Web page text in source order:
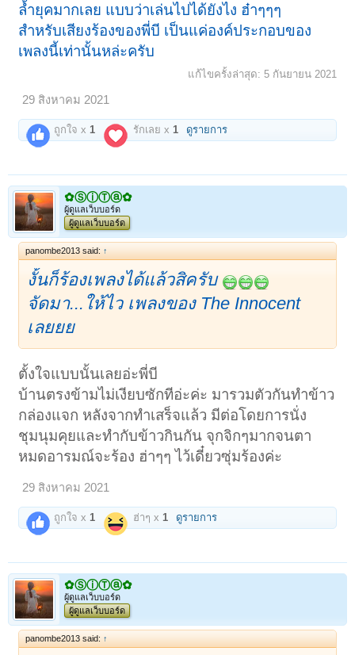
ล้ำยุคมากเลย แบบว่าเล่นไปได้ยังไง ฮ๋าๆๆๆ
สำหรับเสียงร้องของพี่บี เป็นแค่องค์ประกอบของ
เพลงนี้เท่านั้นหล่ะครับ
แก้ไขครั้งล่าสุด: 5 กันยายน 2021
29 สิงหาคม 2021
ถูกใจ x 1 รักเลย x 1 ดูรายการ
✿ⓈⓘⓉⓐ✿
ผู้ดูแลเว็บบอร์ด
ผู้ดูแลเว็บบอร์ด
panombe2013 said: ↑
งั้นก็ร้องเพลงได้แล้วสิครับ
จัดมา...ให้ไว เพลงของ The Innocent
เลยยย
ตั้งใจแบบนั้นเลยอ่ะพี่บี
บ้านตรงข้ามไม่เงียบซักทีอ่ะค่ะ มารวมตัวกันทำข้าว
กล่องแจก หลังจากทำเสร็จแล้ว มีต่อโดยการนั่ง
ชุมนุมคุยและทำกับข้าวกินกัน จุกจิกๆมากจนตา
หมดอารมณ์จะร้อง ฮ่าๆๆ ไว้เดี๋ยวซุ่มร้องค่ะ
29 สิงหาคม 2021
ถูกใจ x 1 ฮ่าๆ x 1 ดูรายการ
✿ⓈⓘⓉⓐ✿
ผู้ดูแลเว็บบอร์ด
ผู้ดูแลเว็บบอร์ด
panombe2013 said: ↑